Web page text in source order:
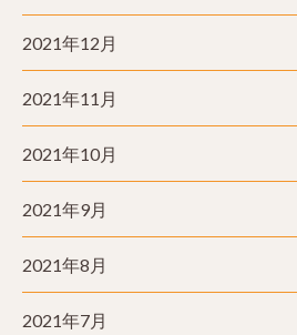
2021年12月
2021年11月
2021年10月
2021年9月
2021年8月
2021年7月